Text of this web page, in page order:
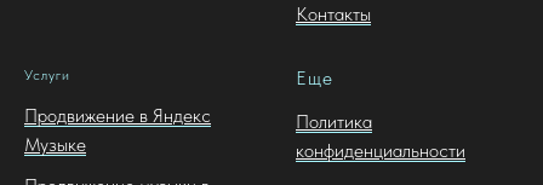
Контакты
Услуги
Продвижение в Яндекс
Музыке
Еще
Политика
конфиденциальности